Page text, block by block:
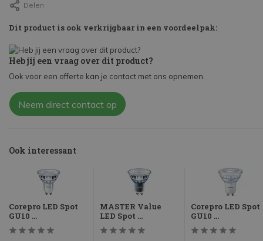
Delen
Dit product is ook verkrijgbaar in een voordeelpak:
Heb jij een vraag over dit product?
Ook voor een offerte kan je contact met ons opnemen.
Neem direct contact op
Ook interessant
Corepro LED Spot
GU10 ...
MASTER Value
LED Spot ...
Corepro LED Spot
GU10 ...